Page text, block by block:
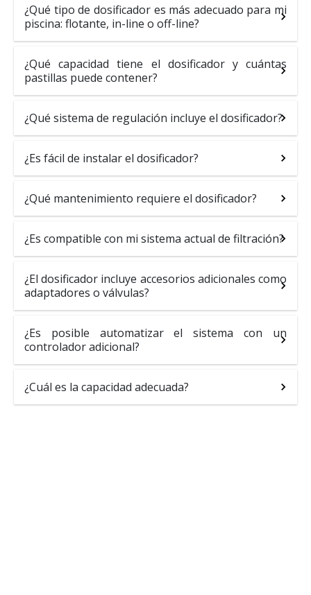
¿Qué tipo de dosificador es más adecuado para mi
piscina: flotante, in-line o off-line?
¿Qué capacidad tiene el dosificador y cuántas
pastillas puede contener?
¿Qué sistema de regulación incluye el dosificador?
¿Es fácil de instalar el dosificador?
¿Qué mantenimiento requiere el dosificador?
¿Es compatible con mi sistema actual de filtración?
¿El dosificador incluye accesorios adicionales como
adaptadores o válvulas?
¿Es posible automatizar el sistema con un
controlador adicional?
¿Cuál es la capacidad adecuada?